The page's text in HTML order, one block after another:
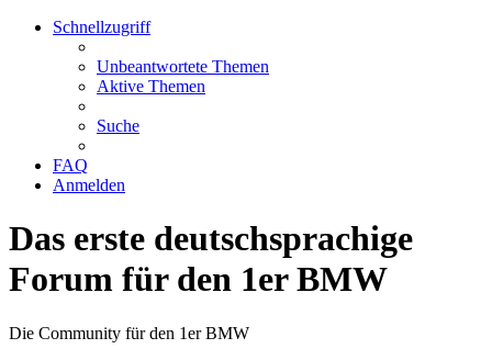
Schnellzugriff
Unbeantwortete Themen
Aktive Themen
Suche
FAQ
Anmelden
Das erste deutschsprachige
Forum für den 1er BMW
Die Community für den 1er BMW